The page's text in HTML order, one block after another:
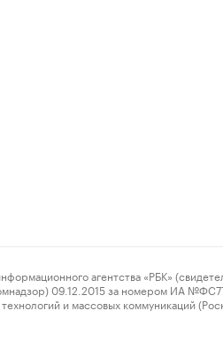
агентства «РБК»
09.12.2015 за номером ИА
и массовых коммуникаций